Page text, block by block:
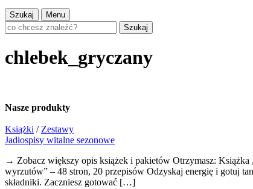
Szukaj
Menu
Szukaj
chlebek_gryczany
Nasze produkty
Książki / Zestawy
Jadłospisy witalne sezonowe
→ Zobacz większy opis książek i pakietów Otrzymasz: Książka
wyrzutów” – 48 stron, 20 przepisów Odzyskaj energię i gotuj
składniki. Zaczniesz gotować […]